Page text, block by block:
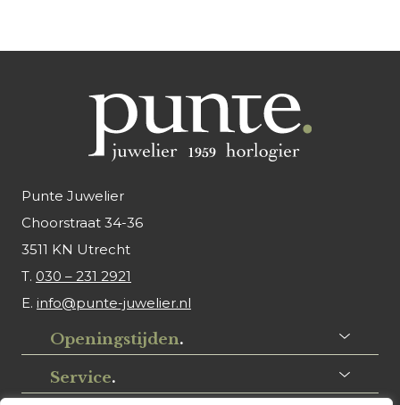
Punte Juwelier
Choorstraat 34-36
3511 KN Utrecht
T. 030 – 231 2921
E. info@punte-juwelier.nl
Openingstijden.
Service.